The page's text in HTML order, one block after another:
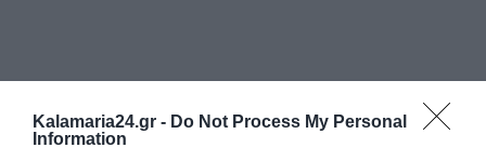
Kalamaria24.gr - Do Not Process My Personal
Information